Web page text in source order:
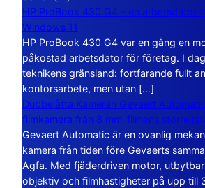
HP ProBook 430 G4 – en arbetsdator
Windows 11
HP ProBook 430 G4 var en gång en
påkostad arbetsdator för företag. I
teknikens gränsland: fortfarande fullt
kontorsarbete, men utan […]
Dubbelåtta Kameran Gevaert
filmkamera från 8 mm-filmens
Gevaert Automatic är en ovanlig
kamera från tiden före Gevaerts
Agfa. Med fjäderdriven motor,
objektiv och filmhastigheter på upp till